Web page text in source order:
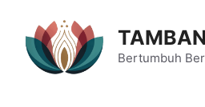
Bertumbuh